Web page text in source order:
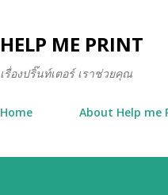
HELP ME PRINT
เรื่องปริ๊นท์เตอร์ เราช่วยคุณ
Home About Help me